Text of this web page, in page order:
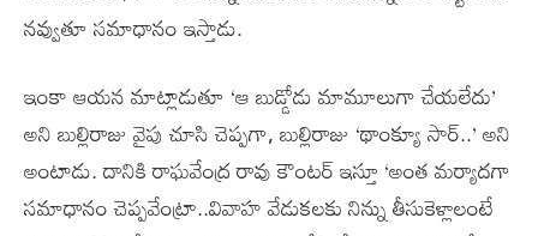
నవ్వుతూ సమాధానం ఇస్తాడు.
ఇంకా ఆయన మాట్లాడుతూ ‘ఆ బుడ్డోడు మామూలుగా చేయలేదు’
అని బుల్లిరాజు వైపు చూసి చెప్పగా, బుల్లిరాజు ‘థాంక్యూ సార్..’ అని
అంటాడు. దానికి రాఘవేంద్ర రావు కౌంటర్ ఇస్తూ ‘అంత మర్యాదగా
సమాధానం చెప్పవేంట్రా..వివాహ వేడుకలకు నిన్ను తీసుకెళ్లాలంటే